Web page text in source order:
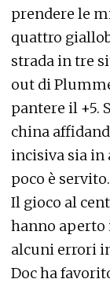
prendere le
quattro
strada in tre
out di
pantere il +5.
china
incisiva sia in
poco è servito.
Il gioco al
hanno aperto
alcuni errori
Doc ha